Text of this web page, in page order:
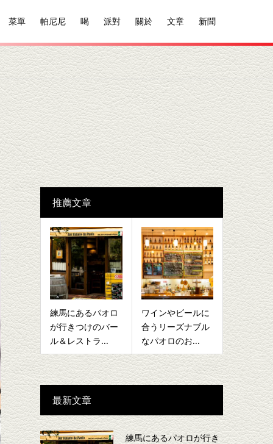
菜單 帕尼尼 喝 派對 關於 文章 新聞
推薦文章
練馬にあるパオロ
が行きつけのバー
ル＆レストラ...
ワインやビールに
合うリーズナブル
なパオロのお...
最新文章
練馬にあるパオロが行き